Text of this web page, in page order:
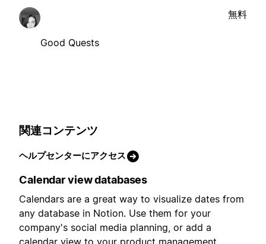
Good Quests
無料
関連コンテンツ
ヘルプセンターにアクセス
Calendar view databases
Calendars are a great way to visualize dates from
any database in Notion. Use them for your
company's social media planning, or add a